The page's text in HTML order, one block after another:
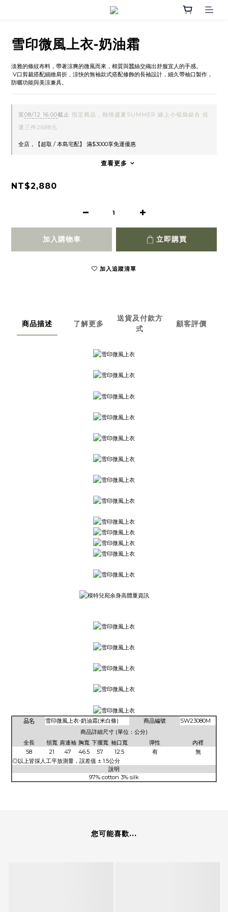
雪印微風上衣-奶油霜
淡雅的條紋布料，帶著涼爽的微風而來，棉質與蠶絲交織出舒服宜人的手感。
防曬功能與美涼兼具。
至08/12 16:00截止 指定商品，熱情盛夏SUMMER 線上小褔袋組合 任
選三件2688元
全店，【超取 / 本島宅配】 滿$3000享免運優惠
查看更多
NT$2,880
加入購物車 立即購買
加入追蹤清單
商品描述 了解更多
送貨及付款方
式
顧客評價
品名 雪印微風上衣-奶油霜(米白條) 商品編號
SW23080M
商品詳細尺寸 (單位：公分)
全長
領寬 肩連袖 胸寬 下擺寬 袖口寬 彈性
內裡
58
21 47 46.5 57 12.5 有
無
◎以上皆採人工平放測量，誤差值 ± 1.5公分
說明
97% cotton 3% silk
您可能喜歡...